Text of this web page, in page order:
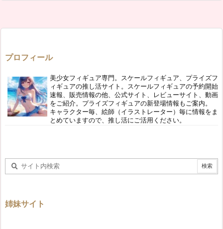
プロフィール
美少女フィギュア専門。スケールフィギュア、プライズフ
ィギュアの推し活サイト。スケールフィギュアの予約開始
速報、販売情報の他、公式サイト、レビューサイト、動画
をご紹介。プライズフィギュアの新登場情報もご案内。
キャラクター毎、絵師（イラストレーター）毎に情報をま
とめていますので、推し活にご活用ください。
姉妹サイト